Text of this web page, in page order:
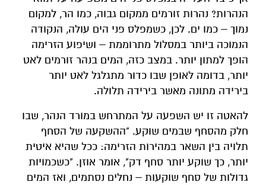
הנהרות? נהרות זורמים ממקום גבוה, כמו הר, למקום
נמוך – כמו ים. לכן, כשמפלס פני הים עולה, הנקודה
הנמוכה ביותר במסלול מתרוממת – ושיפוע הזרימה
הופך למתון יותר. במצב כזה, המים בנהר זורמים לאט
יותר, בדומה לאופן שבו כדור מתגלגל לאט יותר
בירידה מתונה מאשר בירידה תלולה.
להאטה זו יש השפעה על המתרחש במורד הנהר, שבו
חלק מהסחף שבמים שוקע. "ההשקעה של הסחף
תלויה בין השאר במהירות הזרימה: ככל שהיא איטית
יותר, כך שוקע יותר סחף דק", אומר אוזן. "כשכמויות
גדולות של סחף שוקעות – נחלים נסתמים, ואז המים